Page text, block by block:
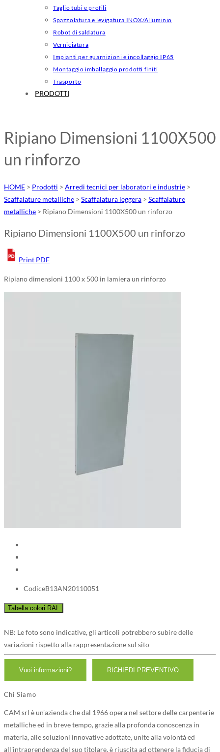
Taglio tubi e profili
Spazzolatura e levigatura INOX/Alluminio
Robot di saldatura
Verniciatura
Impianti per guarnizioni e incollaggio IP65
Montaggio imballaggio prodotti finiti
Trasporto
PRODOTTI
Ripiano Dimensioni 1100X500
un rinforzo
HOME > Prodotti > Arredi tecnici per laboratori e industrie >
Scaffalature metalliche > Scaffalatura leggera > Scaffalature
metalliche > Ripiano Dimensioni 1100X500 un rinforzo
Ripiano Dimensioni 1100X500 un rinforzo
Print PDF
Ripiano dimensioni 1100 x 500 in lamiera un rinforzo
CodiceB13AN20110051
NB: Le foto sono indicative, gli articoli potrebbero subire delle
variazioni rispetto alla rappresentazione sul sito
Chi Siamo
CAM srl è un'azienda che dal 1966 opera nel settore delle carpenterie
metalliche ed in breve tempo, grazie alla profonda conoscenza in
materia, alle soluzioni innovative adottate, unite alla volontà ed
all'intraprendenza del suo titolare, è riuscita ad ottenere la fiducia di